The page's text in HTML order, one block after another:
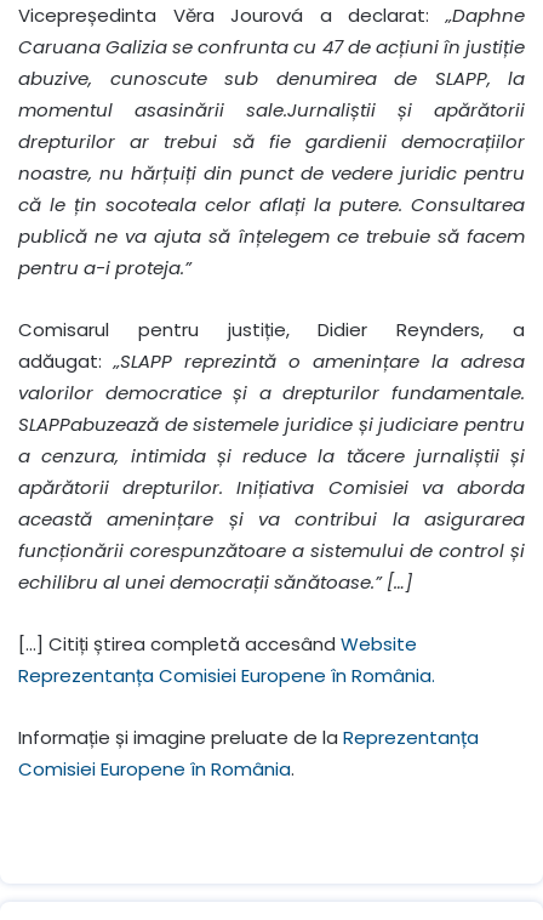
Vicepreședinta Věra Jourová a declarat: „Daphne
Caruana Galizia se confrunta cu 47 de acțiuni în justiție
abuzive, cunoscute sub denumirea de SLAPP, la
momentul asasinării sale.Jurnaliștii și apărătorii
drepturilor ar trebui să fie gardienii democrațiilor
noastre, nu hărțuiți din punct de vedere juridic pentru
că le țin socoteala celor aflați la putere. Consultarea
publică ne va ajuta să înțelegem ce trebuie să facem
pentru a-i proteja.”
Comisarul pentru justiție, Didier Reynders, a
adăugat:„SLAPP reprezintă o amenințare la adresa
valorilor democratice și a drepturilor fundamentale.
SLAPPabuzează de sistemele juridice și judiciare pentru
a cenzura, intimida și reduce la tăcere jurnaliștii și
apărătorii drepturilor. Inițiativa Comisiei va aborda
această amenințare și va contribui la asigurarea
funcționării corespunzătoare a sistemului de control și
echilibru al unei democrații sănătoase.” […]
[…] Citiți știrea completă accesând Website
Reprezentanța Comisiei Europene în România.
Informație și imagine preluate de la Reprezentanța
Comisiei Europene în România.